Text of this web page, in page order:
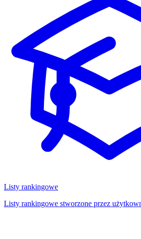
Listy rankingowe
Listy rankingowe stworzone przez